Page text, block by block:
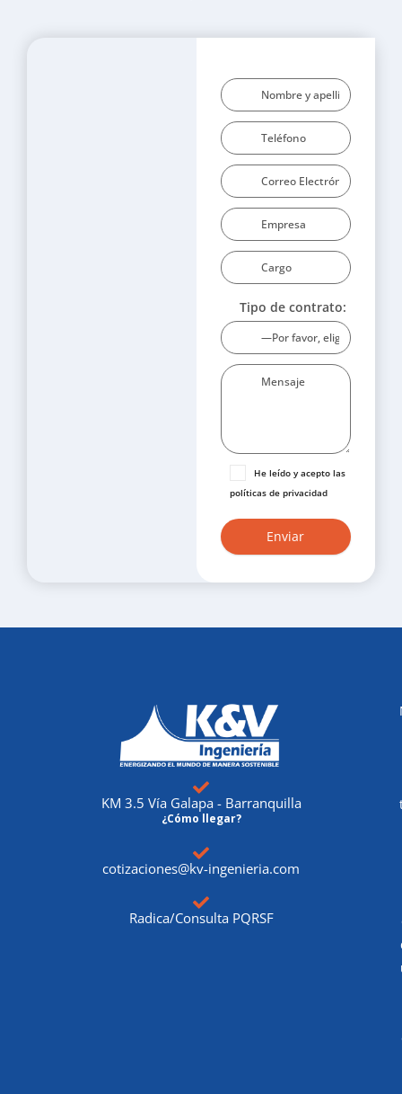
Tipo de contrato:
He leído y acepto las
políticas de privacidad
KM 3.5 Vía Galapa - Barranquilla
¿Cómo llegar?
cotizaciones@kv-ingenieria.com
Radica/Consulta PQRSF